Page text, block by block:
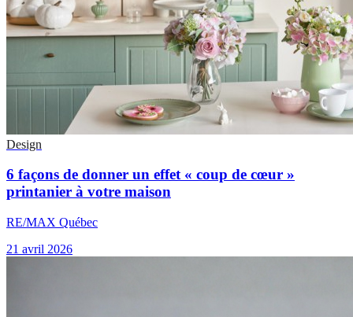
Design
6 façons de donner un effet « coup de cœur »
printanier à votre maison
RE/MAX Québec
21 avril 2026